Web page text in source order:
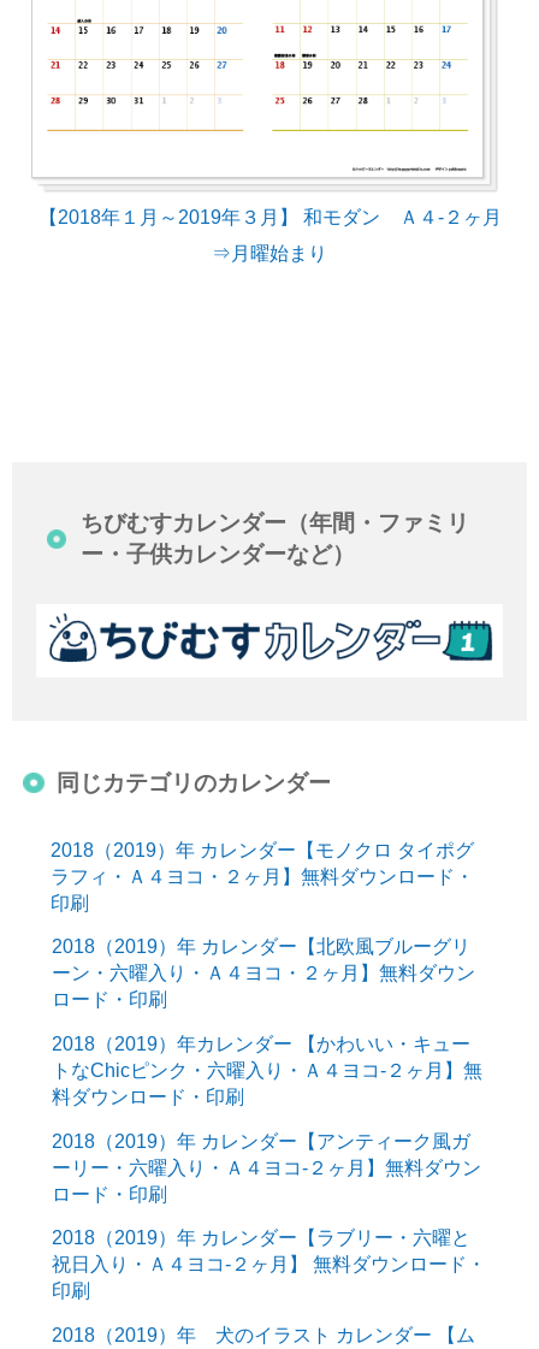
【2018年１月～2019年３月】 和モダン Ａ４-２ヶ月
⇒月曜始まり
ちびむすカレンダー（年間・ファミリ
ー・子供カレンダーなど）
同じカテゴリのカレンダー
2018（2019）年 カレンダー【モノクロ タイポグ
ラフィ・Ａ４ヨコ・２ヶ月】無料ダウンロード・
印刷
2018（2019）年 カレンダー【北欧風ブルーグリ
ーン・六曜入り・Ａ４ヨコ・２ヶ月】無料ダウン
ロード・印刷
2018（2019）年カレンダー 【かわいい・キュー
トなChicピンク・六曜入り・Ａ４ヨコ-２ヶ月】無
料ダウンロード・印刷
2018（2019）年 カレンダー【アンティーク風ガ
ーリー・六曜入り・Ａ４ヨコ-２ヶ月】無料ダウン
ロード・印刷
2018（2019）年 カレンダー【ラブリー・六曜と
祝日入り・Ａ４ヨコ-２ヶ月】 無料ダウンロード・
印刷
2018（2019）年 犬のイラスト カレンダー 【ム